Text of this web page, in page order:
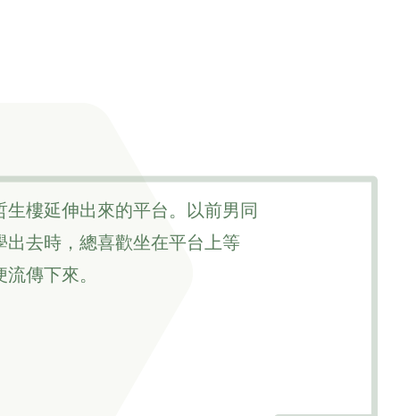
樓延伸出來的平台。以前男同
去時，總喜歡坐在平台上等
傳下來。